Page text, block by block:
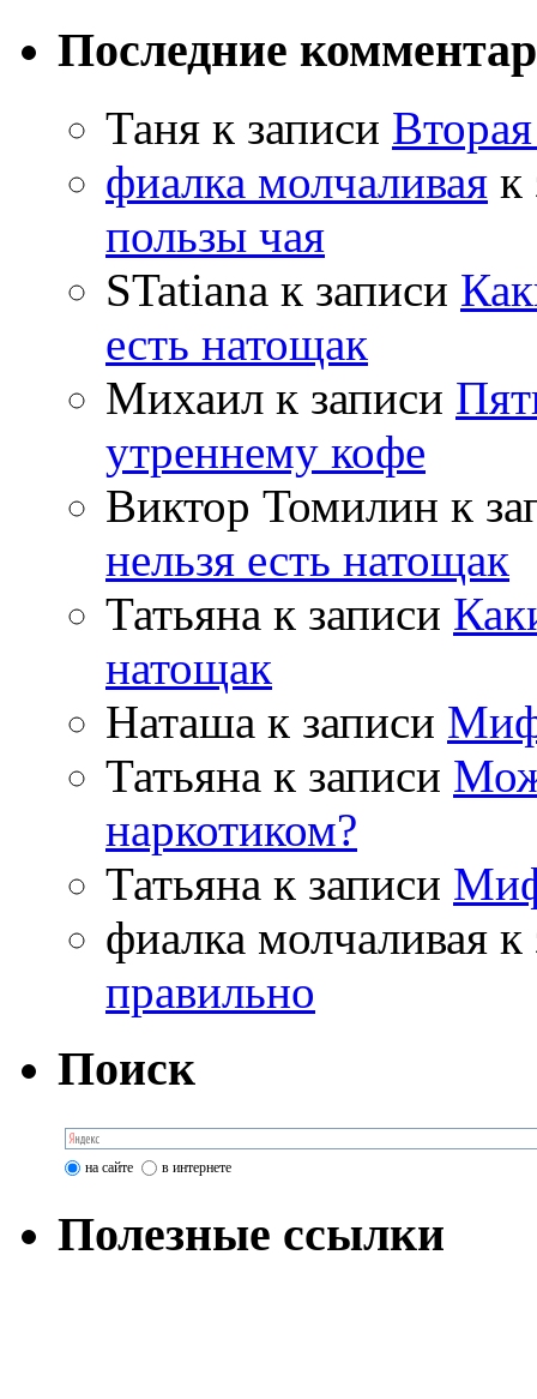
Последние
Таня к записи
фиалка молчаливая к
пользы чая
STatiana к записи
есть натощак
Михаил к записи
утреннему кофе
Виктор Томилин к
нельзя есть натощак
Татьяна к записи
натощак
Наташа к записи
Татьяна к записи
наркотиком?
Татьяна к записи
фиалка молчаливая к
правильно
Поиск
на сайте в интернете
Полезные ссылки